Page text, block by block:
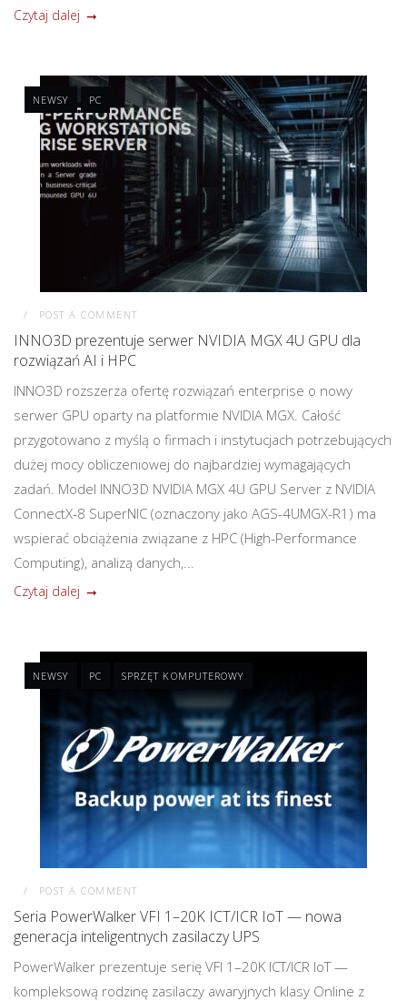
Czytaj dalej
NEWSY PC
POST A COMMENT
INNO3D prezentuje serwer NVIDIA MGX 4U GPU dla
rozwiązań AI i HPC
INNO3D rozszerza ofertę rozwiązań enterprise o nowy
serwer GPU oparty na platformie NVIDIA MGX. Całość
przygotowano z myślą o firmach i instytucjach potrzebujących
dużej mocy obliczeniowej do najbardziej wymagających
zadań. Model INNO3D NVIDIA MGX 4U GPU Server z NVIDIA
ConnectX-8 SuperNIC (oznaczony jako AGS-4UMGX-R1) ma
wspierać obciążenia związane z HPC (High-Performance
Computing), analizą danych,...
Czytaj dalej
NEWSY PC SPRZĘT KOMPUTEROWY
POST A COMMENT
Seria PowerWalker VFI 1–20K ICT/ICR IoT — nowa
generacja inteligentnych zasilaczy UPS
PowerWalker prezentuje serię VFI 1–20K ICT/ICR IoT —
kompleksową rodzinę zasilaczy awaryjnych klasy Online z